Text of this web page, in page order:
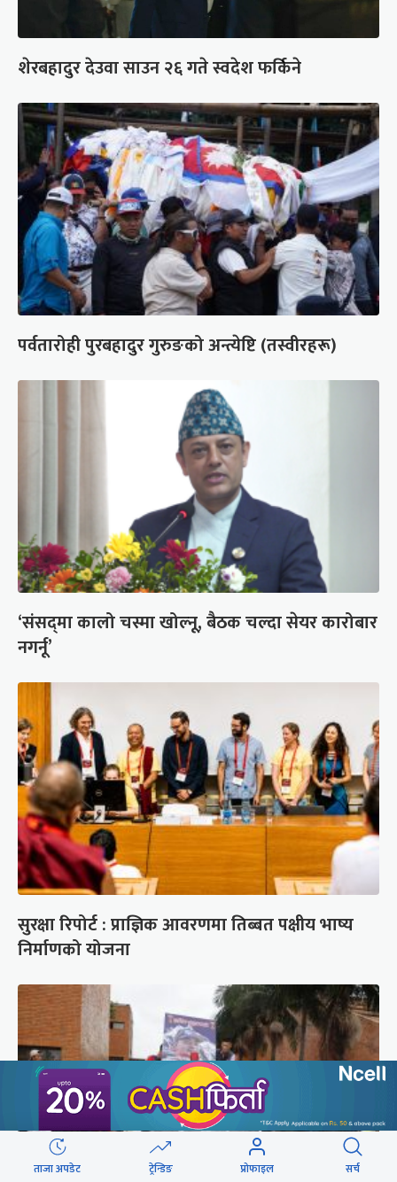
शेरबहादुर देउवा साउन २६ गते स्वदेश फर्किने
पर्वतारोही पुरबहादुर गुरुङको अन्त्येष्टि (तस्वीरहरू)
‘संसद्‍मा कालो चस्मा खोल्नू, बैठक चल्दा सेयर कारोबार
नगर्नू’
सुरक्षा रिपोर्ट : प्राज्ञिक आवरणमा तिब्बत पक्षीय भाष्य
निर्माणको योजना
ताजा अपडेट ट्रेन्डिङ प्रोफाइल सर्च